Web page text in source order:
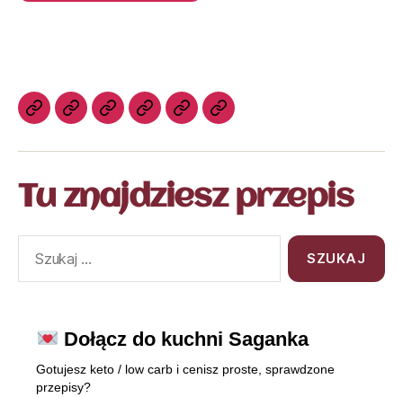
Tu znajdziesz przepis
Dołącz do kuchni Saganka
Gotujesz keto / low carb i cenisz proste, sprawdzone
przepisy?